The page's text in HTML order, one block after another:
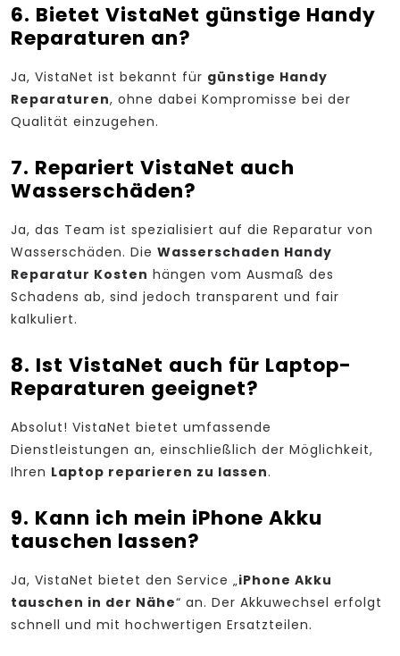
6. Bietet VistaNet günstige Handy
Reparaturen an?
Ja, VistaNet ist bekannt für günstige Handy
Reparaturen, ohne dabei Kompromisse bei der
Qualität einzugehen.
7. Repariert VistaNet auch
Wasserschäden?
Ja, das Team ist spezialisiert auf die Reparatur von
Wasserschäden. Die Wasserschaden Handy
Reparatur Kosten hängen vom Ausmaß des
Schadens ab, sind jedoch transparent und fair
kalkuliert.
8. Ist VistaNet auch für Laptop-
Reparaturen geeignet?
Absolut! VistaNet bietet umfassende
Dienstleistungen an, einschließlich der Möglichkeit,
Ihren Laptop reparieren zu lassen.
9. Kann ich mein iPhone Akku
tauschen lassen?
Ja, VistaNet bietet den Service „iPhone Akku
tauschen in der Nähe“ an. Der Akkuwechsel erfolgt
schnell und mit hochwertigen Ersatzteilen.